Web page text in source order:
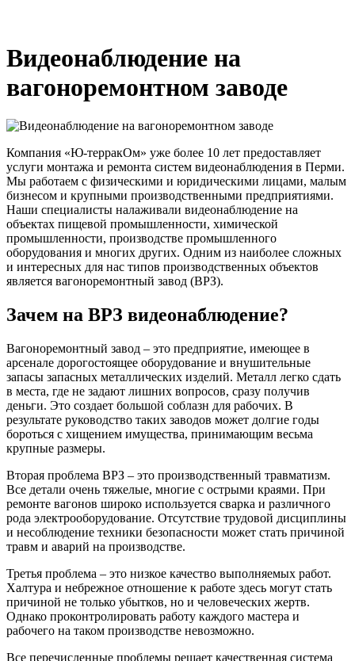
Видеонаблюдение на
вагоноремонтном заводе
Компания «Ю-терракОм» уже более 10 лет предоставляет
услуги монтажа и ремонта систем видеонаблюдения в Перми.
Мы работаем с физическими и юридическими лицами, малым
бизнесом и крупными производственными предприятиями.
Наши специалисты налаживали видеонаблюдение на
объектах пищевой промышленности, химической
промышленности, производстве промышленного
оборудования и многих других. Одним из наиболее сложных
и интересных для нас типов производственных объектов
является вагоноремонтный завод (ВРЗ).
Зачем на ВРЗ видеонаблюдение?
Вагоноремонтный завод – это предприятие, имеющее в
арсенале дорогостоящее оборудование и внушительные
запасы запасных металлических изделий. Металл легко сдать
в места, где не задают лишних вопросов, сразу получив
деньги. Это создает большой соблазн для рабочих. В
результате руководство таких заводов может долгие годы
бороться с хищением имущества, принимающим весьма
крупные размеры.
Вторая проблема ВРЗ – это производственный травматизм.
Все детали очень тяжелые, многие с острыми краями. При
ремонте вагонов широко используется сварка и различного
рода электрооборудование. Отсутствие трудовой дисциплины
и несоблюдение техники безопасности может стать причиной
травм и аварий на производстве.
Третья проблема – это низкое качество выполняемых работ.
Халтура и небрежное отношение к работе здесь могут стать
причиной не только убытков, но и человеческих жертв.
Однако проконтролировать работу каждого мастера и
рабочего на таком производстве невозможно.
Все перечисленные проблемы решает качественная система